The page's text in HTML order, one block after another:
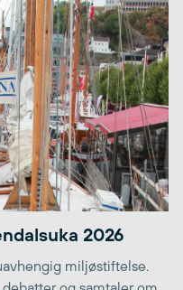
2026
miljøstiftelse.